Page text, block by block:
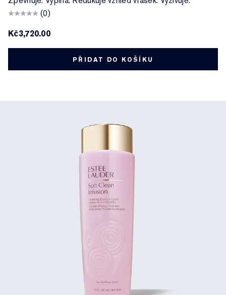
(0)
Kč3,720.00
PŘIDAT DO KOŠÍKU